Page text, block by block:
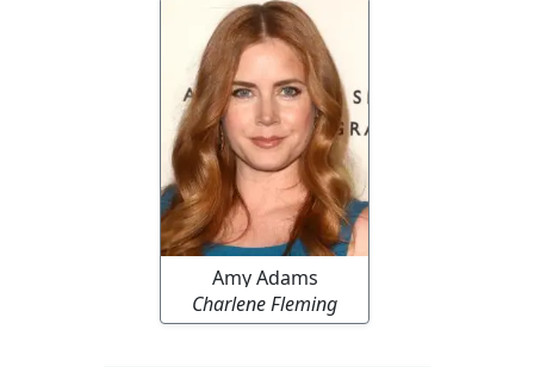
Amy Adams
Charlene Fleming